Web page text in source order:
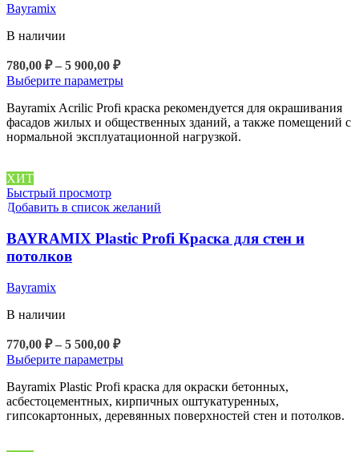
Bayramix
В наличии
780,00 ₽ – 5 900,00 ₽Диапазон
цен:
–
5
900,00 ₽
Выберите параметрыЭтот
имеет
несколько
вариаций.
странице
Bayramix Acrilic Profi краска рекомендуется для окрашивания
фасадов жилых и общественных зданий, а также помещений с
нормальной эксплуатационной нагрузкой.
ХИТ
Быстрый просмотр
Добавить в список желаний
BAYRAMIX Plastic Profi Краска для стен и
потолков
Bayramix
В наличии
770,00 ₽ – 5 500,00 ₽Диапазон
цен:
–
5
500,00 ₽
Выберите параметрыЭтот
имеет
несколько
вариаций.
Bayramix Plastic Profi краска для окраски бетонных,
асбестоцементных, кирпичных оштукатуренных,
гипсокартонных, деревянных поверхностей стен и потолков.